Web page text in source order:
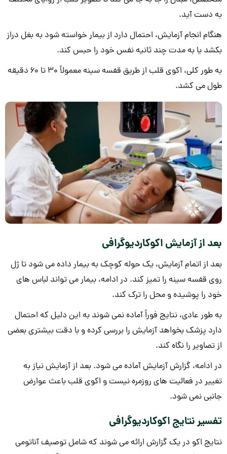
به دست آید.
هنگام انجام آزمایش، احتمال دارد از بیمار خواسته شود به بغل دراز
بکشد یا به مدت چند ثانیه نفس خود را حبس کند.
به طور کلی، اکوی قلب از طریق قفسه سینه معمولاً 30 تا 60 دقیقه
طول می کشد.
بعد از آزمایش اکوکاردیوگرافی
بعد از اتمام آزمایش، یک حوله کوچک به بیمار داده می شود تا ژل
روی قفسه سینه را تمیز کند. در ادامه، بیمار می تواند لباس های
خود را پوشیده و محل را ترک کند.
به طور عادی، نتایج فوراً آماده نمی شوند به این دلیل که احتمال
دارد پزشک بخواهد آزمایش را بررسی کرده و با دقت بیشتری بعضی
از تصاویر را نگاه کند.
در ادامه، گزارش آزمایش آماده می شود. بعد از آزمایش نیاز به
تغییر در فعالیت های روزمره نیست و اکوی قلب باعث عوارض
جانبی نمی شود.
تفسیر نتایج اکوکاردیوگرافی
نتایج اکو در یک گزارش ارائه می شوند که شامل توصیف آناتومی